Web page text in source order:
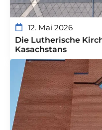
12. Mai 2026
Die Lutherische
Kasachstans